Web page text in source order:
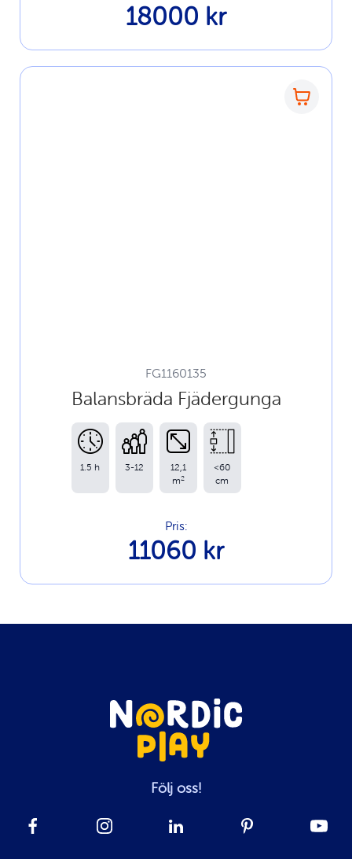
18000 kr
FG1160135
Balansbräda Fjädergunga
1.5 h 3-12
12,1
m2
<60
cm
Pris:
11060 kr
Följ oss!